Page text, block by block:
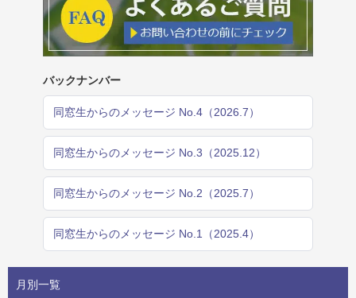
バックナンバー
同窓生からのメッセージ No.4（2026.7）
同窓生からのメッセージ No.3（2025.12）
同窓生からのメッセージ No.2（2025.7）
同窓生からのメッセージ No.1（2025.4）
月別一覧